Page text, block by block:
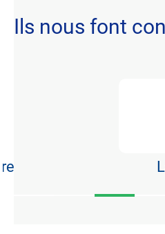
Ils nous font
La